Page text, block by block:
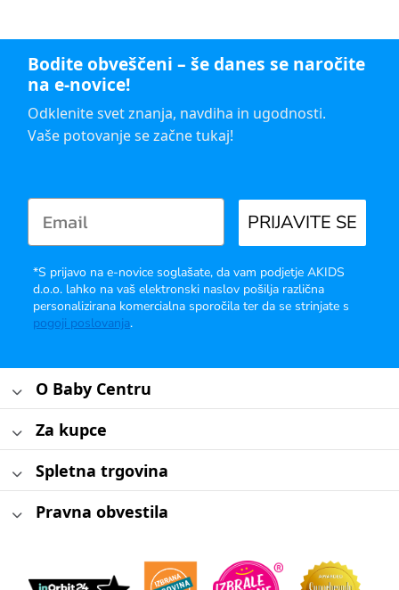
Bodite obveščeni – še danes se naročite
na e-novice!
Odklenite svet znanja, navdiha in ugodnosti.
Vaše potovanje se začne tukaj!
PRIJAVITE SE
*S prijavo na e-novice soglašate, da vam podjetje AKIDS
d.o.o. lahko na vaš elektronski naslov pošilja različna
personalizirana komercialna sporočila ter da se strinjate s
pogoji poslovanja.
O Baby Centru
Za kupce
Spletna trgovina
Pravna obvestila